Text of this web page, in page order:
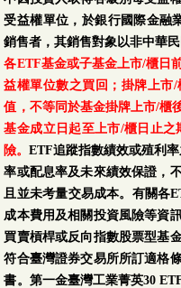
受益權單位，於銀行國際金融
銷售者，其銷售對象以非中華民
各ETF基金或子基金上市/櫃日
益權單位數之買回；掛牌上市
值，不等同於基金掛牌上市/櫃
基金成立日起至上市/櫃日止
險。ETF追蹤指數績效或殖利
率或配息率及未來績效保證，
且並未考量交易成本。有關各
成本費用及相關投資風險等資
買賣槓桿或反向指數股票型基
符合臺灣證券交易所所訂適格
書。第一金臺灣工業菁英30